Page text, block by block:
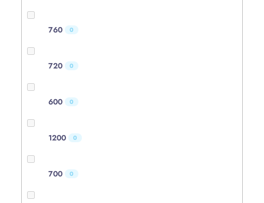
760 0
720 0
600 0
1200 0
700 0